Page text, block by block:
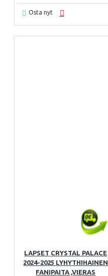
Osta nyt
LAPSET CRYSTAL PALACE
2024-2025 LYHYTHIHAINEN
FANIPAITA ,VIERAS